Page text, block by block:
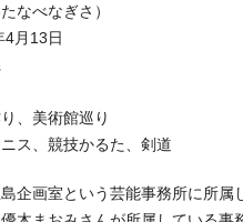
なべなぎさ）
4月13日
、美術館巡り
ス、競技かるた、剣道
企画室という芸能事務所に所属